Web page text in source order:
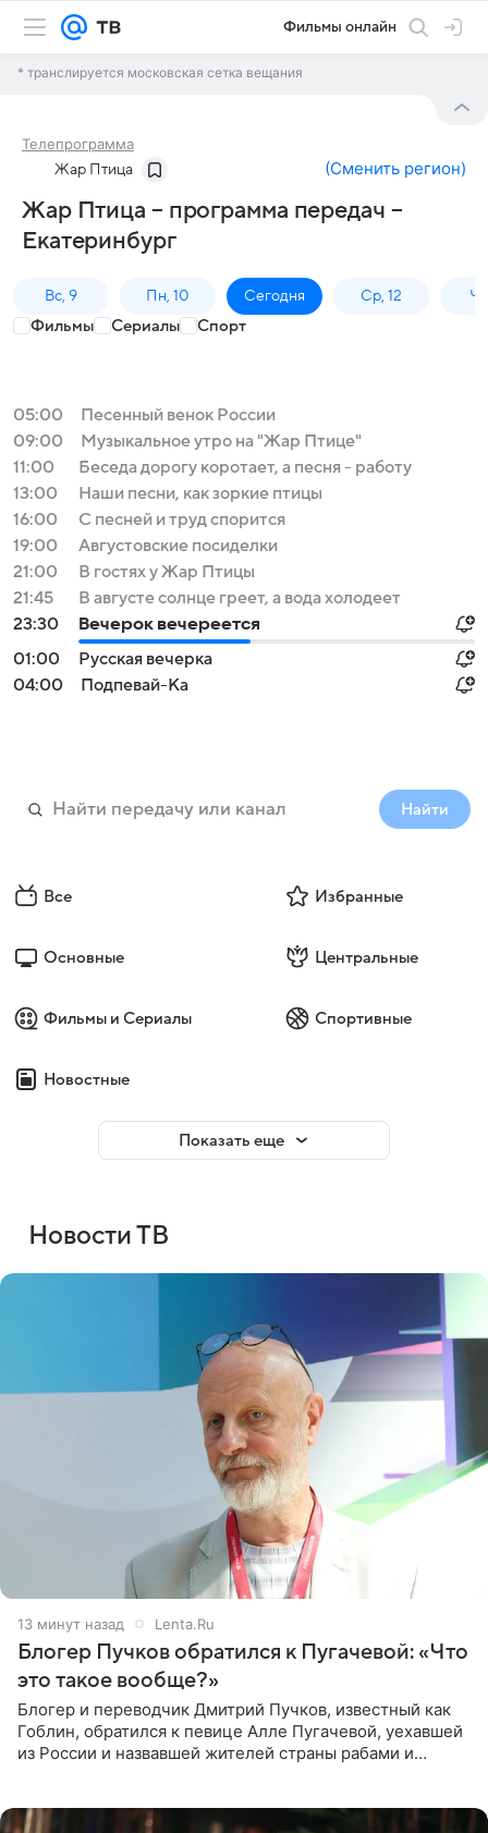
Фильмы онлайн
* транслируется московская сетка вещания
Телепрограмма
Жар Птица (Сменить регион)
Жар Птица – программа передач –
Екатеринбург
Вс, 9 Пн, 10 Сегодня Ср, 12
Фильмы Сериалы Спорт
05:00
Песенный венок России
09:00
Музыкальное утро на "Жар Птице"
11:00
Беседа дорогу коротает, а песня - работу
13:00
Наши песни, как зоркие птицы
16:00
С песней и труд спорится
19:00
Августовские посиделки
21:00
В гостях у Жар Птицы
21:45
В августе солнце греет, а вода холодеет
23:30
Вечерок вечереется
01:00
Русская вечерка
04:00
Подпевай-Ка
Найти
Все Избранные
Основные Центральные
Фильмы и Сериалы Спортивные
Новостные
Показать еще
Новости ТВ
14 минут назад Lenta.Ru
Блогер Пучков обратился к Пугачевой: «Что
это такое вообще?»
Блогер и переводчик Дмитрий Пучков, известный как
Гоблин, обратился к певице Алле Пугачевой, уехавшей
из России и назвавшей жителей страны рабами и